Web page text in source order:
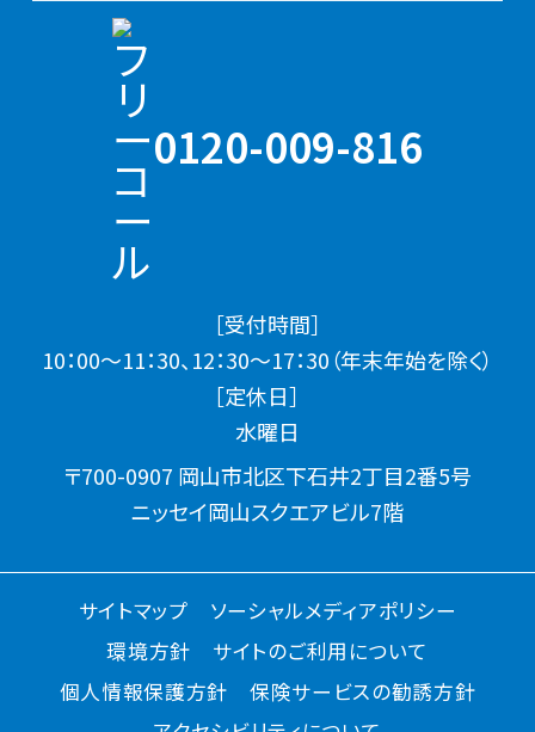
0120-009-816
［受付時間］
10：00～11：30、12：30～17：30（年末年始を除く）
［定休日］
水曜日
〒700-0907 岡山市北区下石井2丁目2番5号
ニッセイ岡山スクエアビル7階
サイトマップ
ソーシャルメディアポリシー
環境方針
サイトのご利用について
個人情報保護方針
保険サービスの勧誘方針